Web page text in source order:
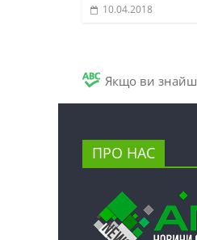
10.04.2018
Якщо ви
ПРО НАС